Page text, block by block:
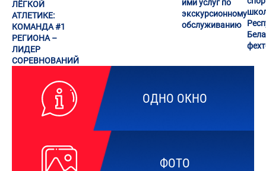
ОДНО ОКНО
ФОТО
ЛЁГКОЙ
АТЛЕТИКЕ:
КОМАНДА #1
РЕГИОНА –
ЛИДЕР
СОРЕВНОВАНИЙ
ими услуг по
экскурсионному
обслуживанию